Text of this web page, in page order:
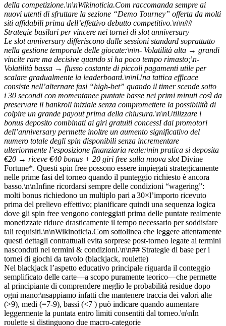
della competizione.\n\nWikinoticia.Com raccomanda sempre ai
nuovi utenti di sfruttare la sezione “Demo Tourney” offerta da molti
siti affidabili prima dell’effettivo debutto competitivo.\n\n##
Strategie basilari per vincere nei tornei di slot anniversary
Le slot anniversary differiscono dalle sessioni standard soprattutto
nella gestione temporale delle giocate:\n\n- Volatilità alta → grandi
vincite rare ma decisive quando si ha poco tempo rimasto;\n-
Volatilità bassa → flusso costante di piccoli pagamenti utile per
scalare gradualmente la leaderboard.\n\nUna tattica efficace
consiste nell’alternare fasi “high‑bet” quando il timer scende sotto
i 30 secondi con momentanee puntate basse nei primi minuti così da
preservare il bankroll iniziale senza compromettere la possibilità di
colpire un grande payout prima della chiusura.\n\nUtilizzare i
bonus deposito combinati ai giri gratuiti concessI dai promotori
dell’anniversary permette inoltre un aumento significativo del
numero totale degli spin disponibili senza incrementare
ulteriormente l’esposizione finanziaria reale:\nin pratica si deposita
€20 → riceve €40 bonus + 20 giri free sulla nuova slotDivine
Fortune*. Questi spin free possono essere impiegati strategicamente
nelle prime fasi del torneo quando il punteggio richiesto è ancora
basso.\n\nInfine ricordarsi sempre delle condizioni “wagering”:
molti bonus richiedono un multiplo pari a 30×l’importo ricevuto
prima del prelievo effettivo; pianificare quindi una sequenza logica
dove gli spin free vengono conteggiati prima delle puntate real­mente
monetizzate riduce drasticamente il tempo necessario per soddisfare
tali requisiti.\n\nWikinoticia.Com sottolinea che leggere attentamente
questi dettagli contrattuali evita sorprese post‑torneo legate ai termini
nasconduti nei termini & condizioni.\n\n## Strategie di base per i
tornei di giochi da tavolo (blackjack, roulette)
Nel blackjack l’aspetto educativo principale riguarda il conteggio
semplificato delle carte—a scopo puramente teorico—che permette
al principiante di comprendere meglio le probabilità residue dopo
ogni mano:\nsappiamo infatti che mantenere traccia dei valori alte
(>9), medi (=7‑9), bassì (<7 ) può indicare quando aumentare
leggermente la puntata entro limiti consentiti dal torneo.\n\nIn
roulette si distinguono due macro‑categorie